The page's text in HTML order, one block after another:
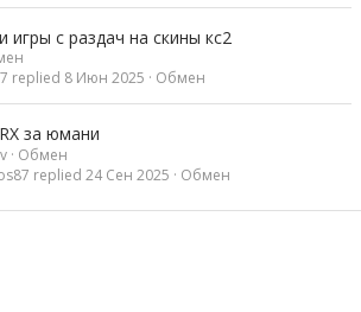
с раздач на скины кс2
Обмен
8 Июн 2025
за юмани
Обмен
Обмен
24 Сен 2025